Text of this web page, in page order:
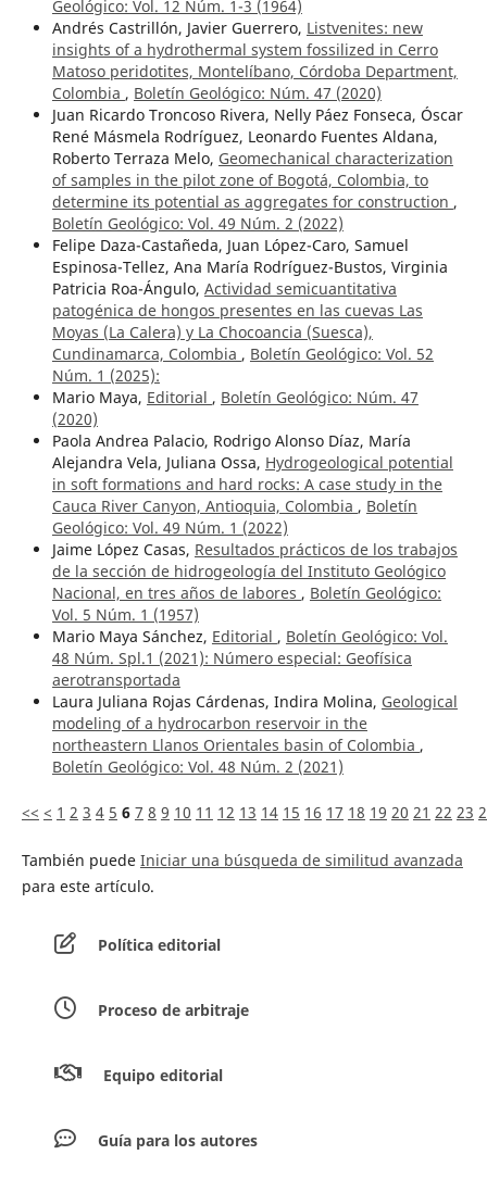
Geológico: Vol. 12 Núm. 1-3 (1964)
Andrés Castrillón, Javier Guerrero, Listvenites: new
insights of a hydrothermal system fossilized in Cerro
Matoso peridotites, Montelíbano, Córdoba Department,
Colombia , Boletín Geológico: Núm. 47 (2020)
Juan Ricardo Troncoso Rivera, Nelly Páez Fonseca, Óscar
René Másmela Rodríguez, Leonardo Fuentes Aldana,
Roberto Terraza Melo, Geomechanical characterization
of samples in the pilot zone of Bogotá, Colombia, to
determine its potential as aggregates for construction ,
Boletín Geológico: Vol. 49 Núm. 2 (2022)
Felipe Daza-Castañeda, Juan López-Caro, Samuel
Espinosa-Tellez, Ana María Rodríguez-Bustos, Virginia
Patricia Roa-Ángulo, Actividad semicuantitativa
patogénica de hongos presentes en las cuevas Las
Moyas (La Calera) y La Chocoancia (Suesca),
Cundinamarca, Colombia , Boletín Geológico: Vol. 52
Núm. 1 (2025):
Mario Maya, Editorial , Boletín Geológico: Núm. 47
(2020)
Paola Andrea Palacio, Rodrigo Alonso Díaz, María
Alejandra Vela, Juliana Ossa, Hydrogeological potential
in soft formations and hard rocks: A case study in the
Cauca River Canyon, Antioquia, Colombia , Boletín
Geológico: Vol. 49 Núm. 1 (2022)
Jaime López Casas, Resultados prácticos de los trabajos
de la sección de hidrogeología del Instituto Geológico
Nacional, en tres años de labores , Boletín Geológico:
Vol. 5 Núm. 1 (1957)
Mario Maya Sánchez, Editorial , Boletín Geológico: Vol.
48 Núm. Spl.1 (2021): Número especial: Geofísica
aerotransportada
Laura Juliana Rojas Cárdenas, Indira Molina, Geological
modeling of a hydrocarbon reservoir in the
northeastern Llanos Orientales basin of Colombia ,
Boletín Geológico: Vol. 48 Núm. 2 (2021)
<< < 1 2 3 4 5 6 7 8 9 10 11 12 13 14 15 16 17 18 19 20 21 22 23
También puede Iniciar una búsqueda de similitud avanzada
para este artículo.
Política editorial
Proceso de arbitraje
Equipo editorial
Guía para los autores